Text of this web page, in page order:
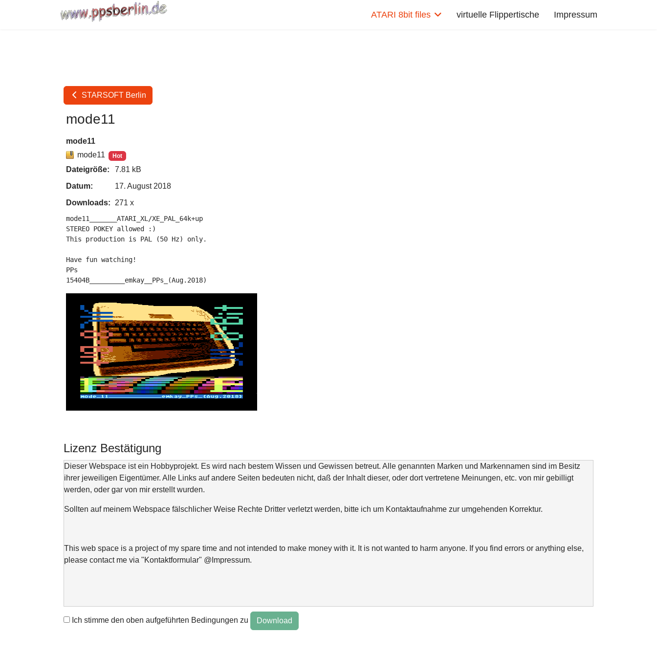
ATARI 8bit files virtuelle Flippertische Impressum
STARSOFT Berlin
mode11
mode11
mode11
Hot
Dateigröße:
7.81 kB
Datum:
17. August 2018
Downloads:
271 x
mode11_______ATARI_XL/XE_PAL_64k+up
STEREO POKEY allowed :)
This production is PAL (50 Hz) only.
Have fun watching!
PPs
15404B_________emkay__PPs_(Aug.2018)
Lizenz Bestätigung
Dieser Webspace ist ein Hobbyprojekt. Es wird nach bestem Wissen und Gewissen betreut. Alle genannten Marken und Markennamen sind im Besitz
ihrer jeweiligen Eigentümer. Alle Links auf andere Seiten bedeuten nicht, daß der Inhalt dieser, oder dort vertretene Meinungen, etc. von mir gebilligt
werden, oder gar von mir erstellt wurden.
Sollten auf meinem Webspace fälschlicher Weise Rechte Dritter verletzt werden, bitte ich um Kontaktaufnahme zur umgehenden Korrektur.
This web space is a project of my spare time and not intended to make money with it. It is not wanted to harm anyone. If you find errors or anything else,
please contact me via "Kontaktformular" @Impressum.
Ich stimme den oben aufgeführten Bedingungen zu